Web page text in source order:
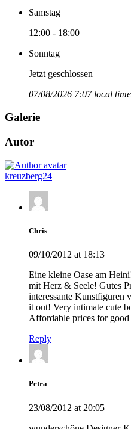
Samstag
12:00 - 18:00
Sonntag
Jetzt geschlossen
07/08/2026 7:07 local time
Galerie
Autor
kreuzberg24
Chris
09/10/2012 at 18:13
Eine kleine Oase am
mit Herz & Seele! Gutes
interessante Kunstfiguren
it out! Very intimate cute
Affordable prices for good
Reply
Petra
23/08/2012 at 20:05